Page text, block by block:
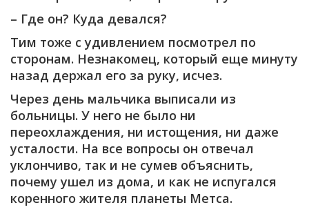
– Где он? Куда девался?
Тим тоже с удивлением посмотрел по
сторонам. Незнакомец, который еще минуту
назад держал его за руку, исчез.
Через день мальчика выписали из
больницы. У него не было ни
переохлаждения, ни истощения, ни даже
усталости. На все вопросы он отвечал
уклончиво, так и не сумев объяснить,
почему ушел из дома, и как не испугался
коренного жителя планеты Метса.